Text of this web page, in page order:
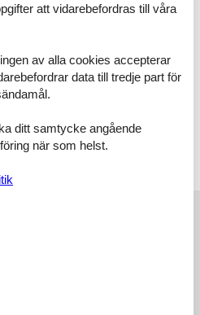
den o.g. Vorgaben
Buchung) sind ausschließlich
auf Angaben der Eigentümer,
vorbehalten! Der beigefügte
tatsächliche Möblierung kann leicht
att vidarebefordras till våra
av alla cookies accepterar
data till tredje part för
ditt samtycke angående
när som helst.